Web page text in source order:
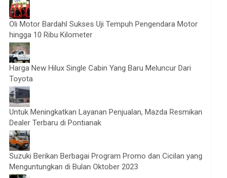
Oli Motor Bardahl Sukses Uji Tempuh Pengendara Motor
hingga 10 Ribu Kilometer
Harga New Hilux Single Cabin Yang Baru Meluncur Dari
Toyota
Untuk Meningkatkan Layanan Penjualan, Mazda Resmikan
Dealer Terbaru di Pontianak
Suzuki Berikan Berbagai Program Promo dan Cicilan yang
Menguntungkan di Bulan Oktober 2023